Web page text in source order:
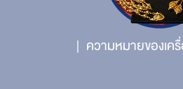
ความหมายของเค